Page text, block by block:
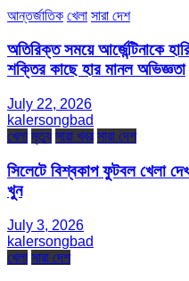
আন্তর্জাতিক খেলা সারা দেশ
অতিরিক্ত সময়ে আর্জেন্টিনাকে
শক্তির কাছে হার মানল অভিজ্ঞতা
July 22, 2026
kalersongbad
খেলা মৃত্যু সারা খবর সারা দেশ
সিলেটে বিশ্বকাপ ফুটবল খেলা
খুন
July 3, 2026
kalersongbad
খেলা সারা দেশ